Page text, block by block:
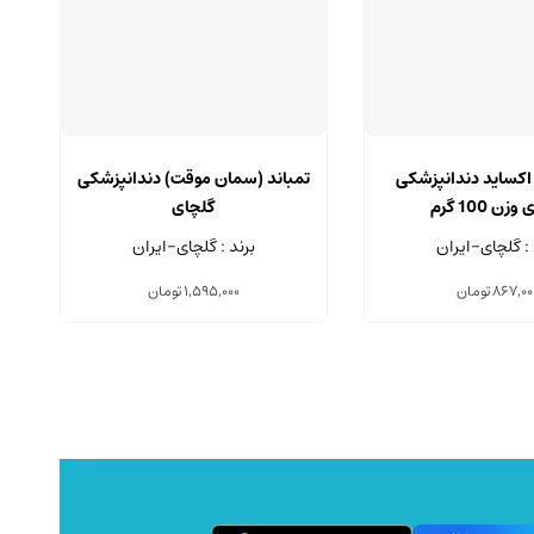
اکساید دندانپزشکی
100 گرم
: گلچای-ایران
تومان
تمباند (سمان موقت) دندانپزشکی
گلچای
برند : گلچای-ایران
1,595,000تومان